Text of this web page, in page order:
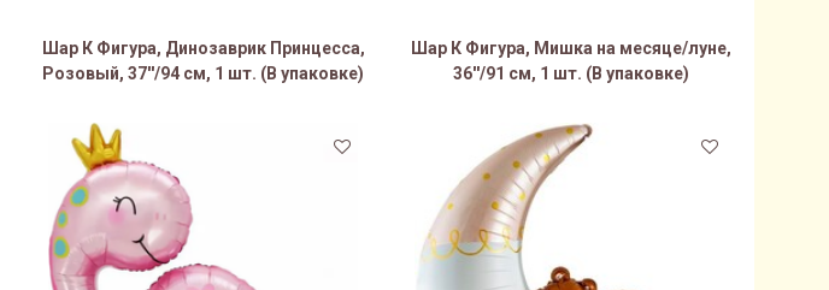
Шар К Фигура, Динозаврик Принцесса,
Розовый, 37''/94 см, 1 шт. (В упаковке)
Шар К Фигура, Мишка на месяце/луне,
36''/91 см, 1 шт. (В упаковке)